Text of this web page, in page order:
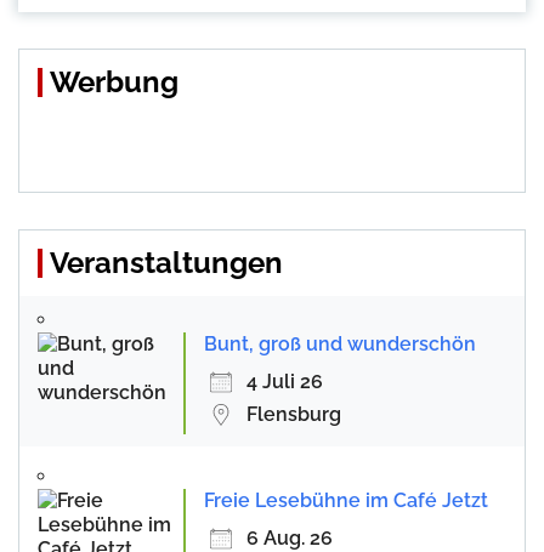
Werbung
Veranstaltungen
Bunt, groß und wunderschön
4 Juli 26
Flensburg
Freie Lesebühne im Café Jetzt
6 Aug. 26